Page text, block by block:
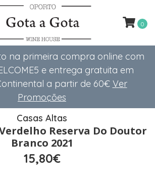
na primeira compra online com
e entrega gratuita em
a partir de 60€ Ver
Promoções
0
Casas Altas
Reserva Do Doutor
Branco 2021
15,80€